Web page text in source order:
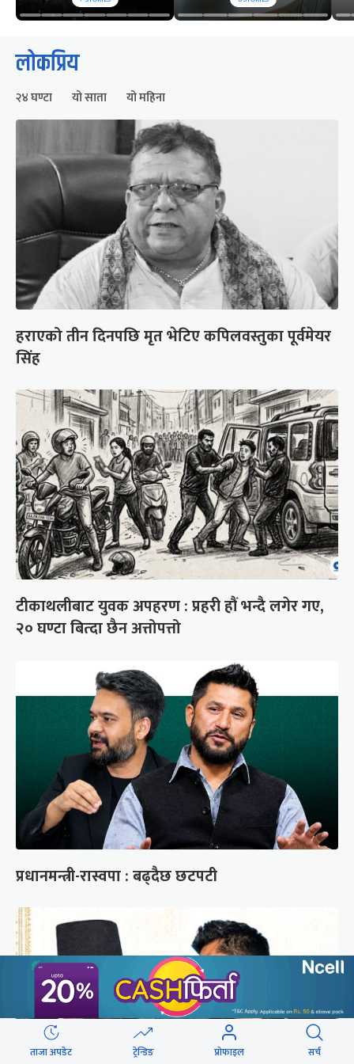
लोकप्रिय
२४ घण्टा यो साता यो महिना
हराएको तीन दिनपछि मृत भेटिए कपिलवस्तुका पूर्वमेयर
सिंह
टीकाथलीबाट युवक अपहरण : प्रहरी हौं भन्दै लगेर गए,
२० घण्टा बित्दा छैन अत्तोपत्तो
प्रधानमन्त्री-रास्वपा : बढ्दैछ छटपटी
ताजा अपडेट ट्रेन्डिङ प्रोफाइल सर्च